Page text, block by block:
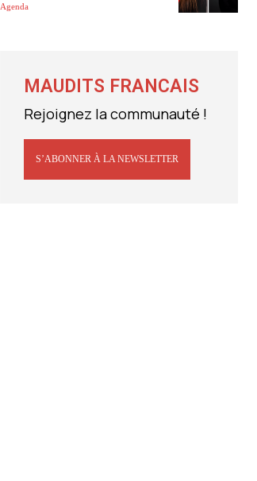
Agenda
MAUDITS FRANCAIS
Rejoignez la communauté !
S’ABONNER À LA NEWSLETTER